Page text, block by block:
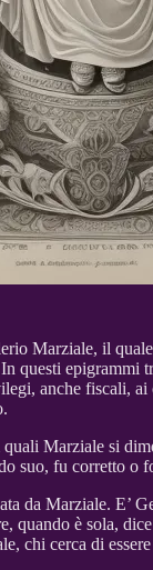
Marziale, il
questi epigrammi
anche fiscali,
Marziale si
suo, fu corretto o
da Marziale.
quando è sola,
chi cerca di